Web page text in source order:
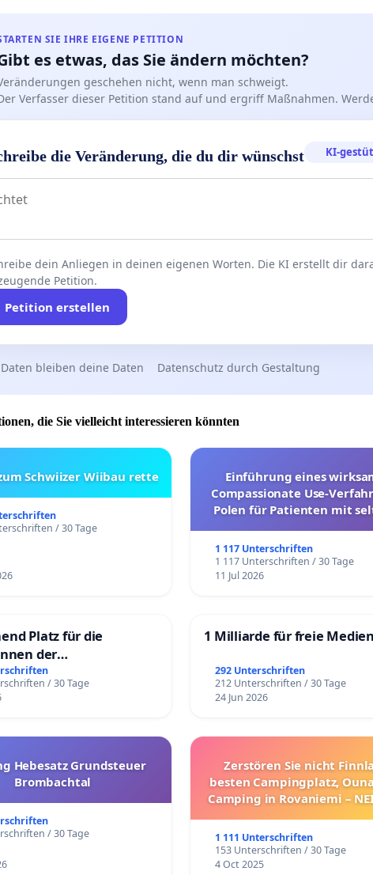
SIE IHRE EIGENE PETITION
es etwas, das Sie ändern möchten?
geschehen nicht, wenn man schweigt.
Verfasser dieser Petition stand auf und ergriff Maßnahmen.
die Veränderung, die du dir wünschst KI-
dein Anliegen in deinen eigenen Worten. Die KI erstellt dir
Petition.
Petition erstellen
bleiben deine Daten Datenschutz durch Gestaltung
die Sie vielleicht interessieren könnten
Schwiizer Wiibau rette
/ 30 Tage
Einführung eines
Compassionate Use-
Polen für Patienten mit
1 117 Unterschriften
1 117 Unterschriften / 30 Tage
11 Jul 2026
Platz für die
der
/ 30 Tage
1 Milliarde für freie Medien
292 Unterschriften
212 Unterschriften / 30 Tage
24 Jun 2026
Hebesatz Grundsteuer
Brombachtal
/ 30 Tage
Zerstören Sie nicht
besten Campingplatz,
Camping in Rovaniemi –
1 111 Unterschriften
153 Unterschriften / 30 Tage
4 Oct 2025